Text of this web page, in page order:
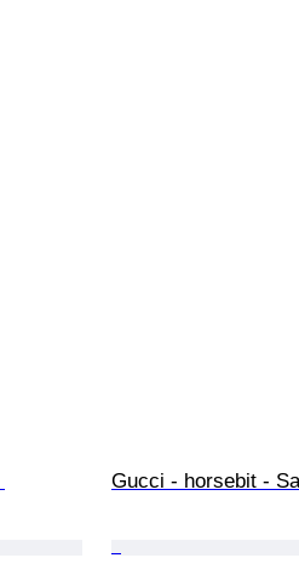
Gucci - horsebit -